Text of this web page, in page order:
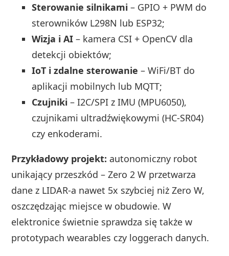
Sterowanie silnikami – GPIO + PWM do
sterowników L298N lub ESP32;
Wizja i AI – kamera CSI + OpenCV dla
detekcji obiektów;
IoT i zdalne sterowanie – WiFi/BT do
aplikacji mobilnych lub MQTT;
Czujniki – I2C/SPI z IMU (MPU6050),
czujnikami ultradźwiękowymi (HC-SR04)
czy enkoderami.
Przykładowy projekt: autonomiczny robot
unikający przeszkód – Zero 2 W przetwarza
dane z LIDAR-a nawet 5x szybciej niż Zero W,
oszczędzając miejsce w obudowie. W
elektronice świetnie sprawdza się także w
prototypach wearables czy loggerach danych.